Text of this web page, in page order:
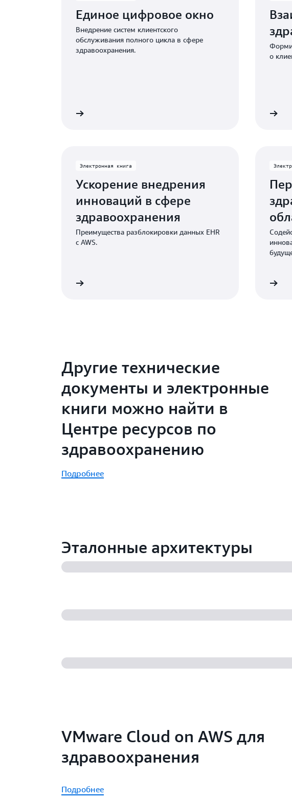
Единое цифровое окно
Внедрение систем клиентского
обслуживания полного цикла в сфере
здравоохранения.
о
Электронная книга
Ускорение внедрения
инноваций в сфере
здравоохранения
Преимущества разблокировки данных EHR
с AWS.
Другие технические
документы и электронные
книги можно найти в
Центре ресурсов по
здравоохранению
Подробнее
Эталонные архитектуры
VMware Cloud on AWS для
здравоохранения
Подробнее